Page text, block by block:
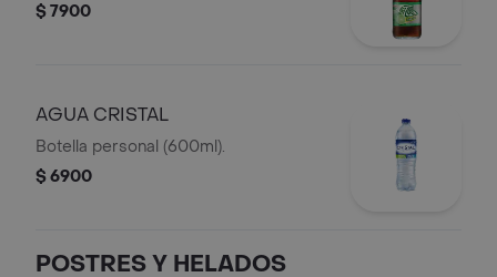
$ 7900
AGUA CRISTAL
Botella personal (600ml).
$ 6900
POSTRES Y HELADOS